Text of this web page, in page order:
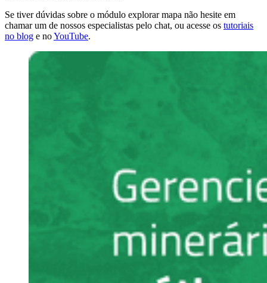
Se tiver dúvidas sobre o módulo explorar mapa não hesite em
chamar um de nossos especialistas pelo chat, ou acesse os tutoriais
no blog e noYouTube.